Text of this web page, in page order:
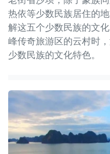
热依等少数民族居住的
解这五个少数民族的文
峰传奇旅游区的云村时
少数民族的文化特色。